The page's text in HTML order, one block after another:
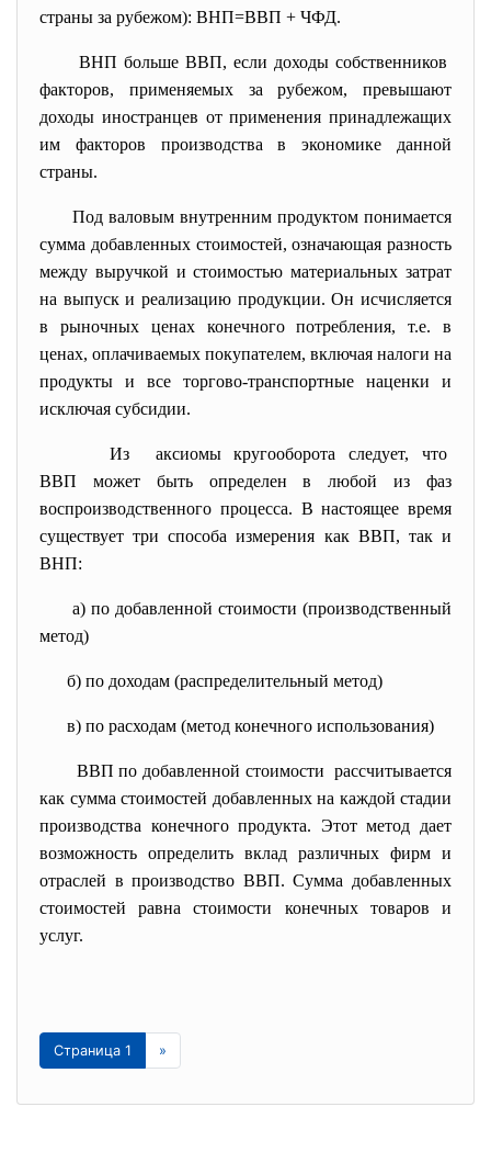
страны за рубежом): ВНП=ВВП + ЧФД.
ВНП больше ВВП, если доходы собственников
факторов, применяемых за рубежом, превышают
доходы иностранцев от применения принадлежащих
им факторов производства в экономике данной
страны.
Под валовым внутренним продуктом понимается
сумма добавленных стоимостей, означающая разность
между выручкой и стоимостью материальных затрат
на выпуск и реализацию продукции. Он исчисляется
в рыночных ценах конечного потребления, т.е. в
ценах, оплачиваемых покупателем, включая налоги на
продукты и все торгово-транспортные наценки и
исключая субсидии.
Из аксиомы кругооборота следует, что
ВВП может быть определен в любой из фаз
воспроизводственного процесса. В настоящее время
существует три способа измерения как ВВП, так и
ВНП:
а) по добавленной стоимости (производственный
метод)
б) по доходам (распределительный метод)
в) по расходам (метод конечного использования)
ВВП по добавленной стоимости рассчитывается
как сумма стоимостей добавленных на каждой стадии
производства конечного продукта. Этот метод дает
возможность определить вклад различных фирм и
отраслей в производство ВВП. Сумма добавленных
стоимостей равна стоимости конечных товаров и
услуг.
Страница 1 »